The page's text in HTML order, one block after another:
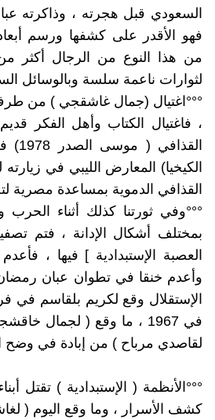
السعودي قبل هجرته ، وذاكرته
فهو الأقدر على كشفها ورسم
من هذا النوع من الرجال أكثر
لثوارات ناعمة سلسة وبالوسائل
°°°اغتيال (جمال غاشقجي ) من
، فاغتيال الكتاب وأهل الفكر
الكيخيا) المعارض الليبي في
القذافي الدموية بمساعدة مصرية
°°°وفي ثورتنا كذلك أثناء
بمختلف أشكال الإدانة ، فتم
العصبة الإستبدادية ] فيها ،
وأعدم خنقا في تطوان عبان
في 1967 ، ما وقع ( لجمال
لقاصدي مرباح ) من إبادة في وضح
°°°الأنظمة ( الإستبدادية ) تقتل
كشف الأسرار ، وما وقع اليوم (